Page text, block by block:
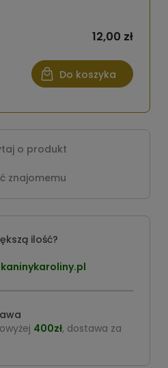
12,00 zł
Do koszyka
o produkt
znajomemu
ilość?
400zł, dostawa za